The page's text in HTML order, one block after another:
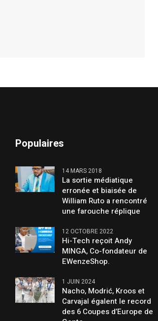
Populaires
14 MARS 2018
La sortie médiatique
erronée et biaisée de
William Ruto a rencontré
une farouche réplique
12 OCTOBRE 2022
Hi-Tech reçoit Andy
MINGA, Co-fondateur de
EWenzeShop.
1 JUIN 2024
Nacho, Modrić, Kroos et
Carvajal égalent le record
des 6 Coupes d’Europe de